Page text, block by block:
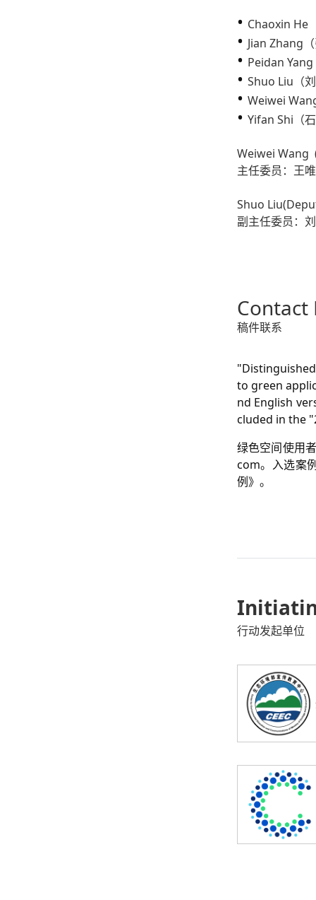
• Chaoxin He
• Jian Zhang
• Peidan
• Shuo Liu（
• Weiwei
• Yifan Shi（
Weiwei Wang
主任委员：王
Shuo
副主任委员：
Contact
稿件联系
to green
nd English
cluded in the
绿色空间使用
com。入选案
例》。
行动发起单位